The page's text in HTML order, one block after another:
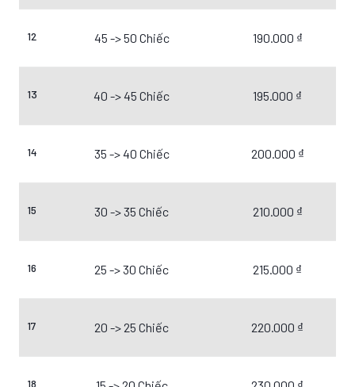
12 45 -> 50 Chiếc 190.000 ₫
13 40 -> 45 Chiếc 195.000 ₫
14 35 -> 40 Chiếc 200.000 ₫
15 30 -> 35 Chiếc 210.000 ₫
16 25 -> 30 Chiếc 215.000 ₫
17 20 -> 25 Chiếc 220.000 ₫
18